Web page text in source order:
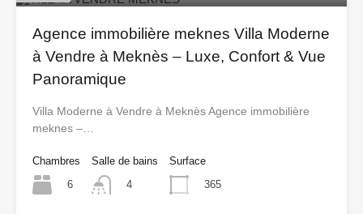
Agence immobilière meknes Villa Moderne
à Vendre à Meknès – Luxe, Confort & Vue
Panoramique
Villa Moderne à Vendre à Meknès Agence immobilière
meknes –…
Chambres
6
Salle de bains
4
Surface
365